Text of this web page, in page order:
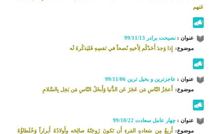
عَنهم
عنوان : نصیحت برادر 99/11/13
موضوع:
إِذا وَجدَ أَحَدُكُم لِأَخيه‌ِ نُصحاً في‌ نَفسِه‌ِ فَليَذكُرهُ لَه
عنوان : عاجزترین و بخیل ترین 99/11/06
موضوع:
أَعجَزُ النّاسِ مَن عَجَزَ عَن الدُّنیا وَأَبخَلُ النّاسِ مَن بَخِل بِالسَّلامِ
عنوان : چهار عامل سعادت 99/10/22
موضوع:
أَربعٌ مِن سَعادهِ المَرءِ أَن تَکونَ زَوجَتُهُ صالِحَه وأَولادُهُ أَبراراً وَخُلَطاؤُهُ